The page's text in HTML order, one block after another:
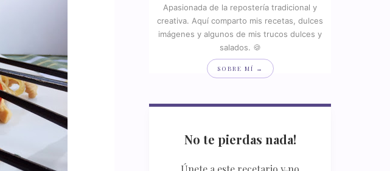
Apasionada de la repostería tradicional y
creativa. Aquí comparto mis recetas, dulces
imágenes y algunos de mis trucos dulces y
salados. 🍪
SOBRE MÍ →
No te pierdas nada!